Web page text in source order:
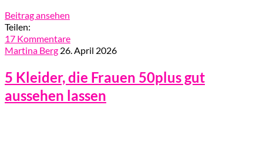
Beitrag ansehen
Teilen:
17 Kommentare
Martina Berg 26. April 2026
5 Kleider, die Frauen 50plus gut
aussehen lassen